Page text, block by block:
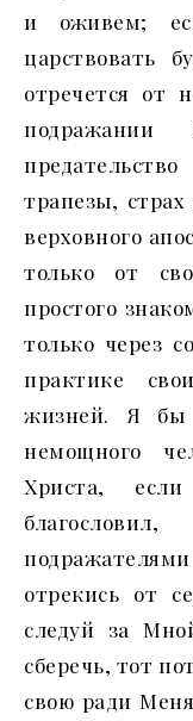
и оживем;
царствовать
отречется от
трапезы, страх
верховного
только от
простого
только через
практике
жизней. Я бы
немощного
Христа,
отрекись от
следуй за
сберечь, тот
свою ради